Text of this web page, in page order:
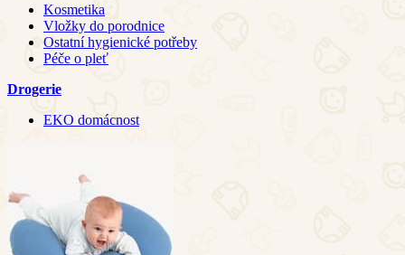
Kosmetika
Vložky do porodnice
Ostatní hygienické potřeby
Péče o pleť
Drogerie
EKO domácnost